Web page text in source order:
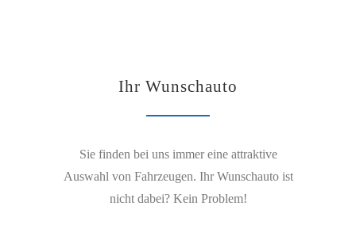
Ihr Wunschauto
Sie finden bei uns immer eine attraktive
Auswahl von Fahrzeugen. Ihr Wunschauto ist
nicht dabei? Kein Problem!